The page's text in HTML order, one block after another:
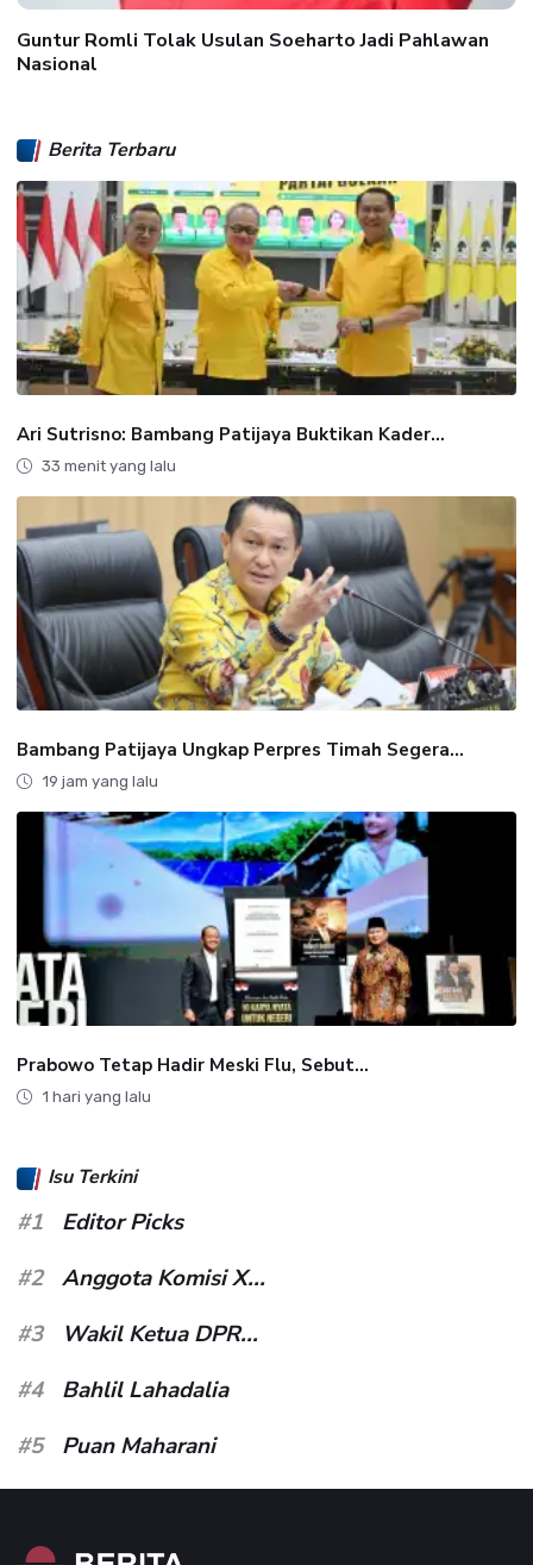
Guntur Romli Tolak Usulan Soeharto Jadi Pahlawan
Nasional
Berita Terbaru
Ari Sutrisno: Bambang Patijaya Buktikan Kader...
33 menit yang lalu
Bambang Patijaya Ungkap Perpres Timah Segera...
19 jam yang lalu
Prabowo Tetap Hadir Meski Flu, Sebut...
1 hari yang lalu
Isu Terkini
#1
Editor Picks
#2
Anggota Komisi X...
#3
Wakil Ketua DPR...
#4
Bahlil Lahadalia
#5
Puan Maharani